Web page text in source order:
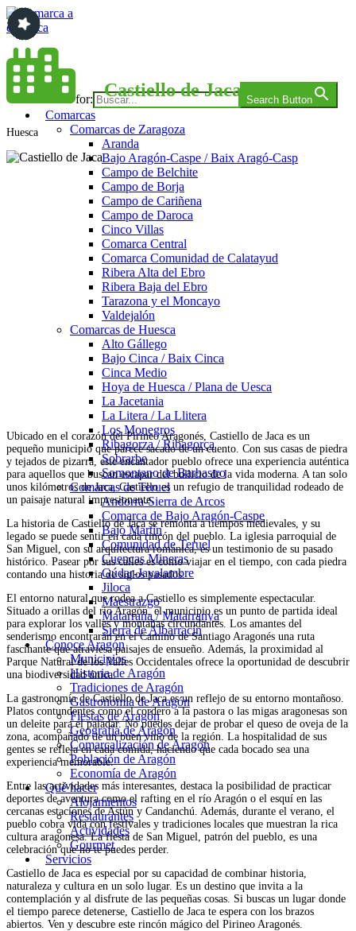
Saltar
al
contenido
Comarca a comarca
Search for: Search Button
Comarcas
Comarcas de Zaragoza
Aranda
Bajo Aragón-Caspe / Baix Aragó-Casp
Campo de Belchite
Campo de Borja
Campo de Cariñena
Campo de Daroca
Cinco Villas
Comarca Central
Comarca Comunidad de Calatayud
Ribera Alta del Ebro
Ribera Baja del Ebro
Tarazona y el Moncayo
Valdejalón
Comarcas de Huesca
Alto Gállego
Bajo Cinca / Baix Cinca
Cinca Medio
Hoya de Huesca / Plana de Uesca
La Jacetania
La Litera / La Llitera
Los Monegros
Ribagorza / Ribagorça
Sobrarbe
Somontano de Barbastro
Comarcas de Teruel
Andorra-Sierra de Arcos
Comarca de Bajo Aragón-Caspe
Bajo Martín
Comunidad de Teruel
Cuencas Mineras
Gúdar-Javalambre
Jiloca
Maestrazgo
Matarraña / Matarranya
Sierra de Albarracín
Conoce Aragón
Municipios
Historia de Aragón
Tradiciones de Aragón
Gastronomía de Aragón
Fiestas de Aragón
Geografía de Aragón
Comarcalización de Aragón
Población de Aragón
Economía de Aragón
Qué hacer
Alojamientos
Restaurantes
Actividades
Gourmet
Servicios
Castiello de Jaca
Huesca
Ubicado en el corazón del Pirineo Aragonés, Castiello de Jaca es un
pequeño municipio que parece sacado de un cuento. Con sus casas de piedra
y tejados de pizarra, este encantador pueblo ofrece una experiencia auténtica
para aquellos que buscan escapar del bullicio de la vida moderna. A tan solo
unos kilómetros de Jaca, Castiello es un refugio de tranquilidad rodeado de
un paisaje natural impresionante.
La historia de Castiello de Jaca se remonta a tiempos medievales, y su
legado se puede sentir en cada rincón del pueblo. La iglesia parroquial de
San Miguel, con su arquitectura románica, es un testimonio de su pasado
histórico. Pasear por sus calles es como viajar en el tiempo, con cada piedra
contando una historia de siglos pasados.
El entorno natural que rodea a Castiello es simplemente espectacular.
Situado a orillas del río Aragón, el municipio es un punto de partida ideal
para explorar los valles y montañas circundantes. Los amantes del
senderismo encontrarán en el Camino de Santiago Aragonés una ruta
fascinante que atraviesa paisajes de ensueño. Además, la proximidad al
Parque Natural de los Valles Occidentales ofrece la oportunidad de descubrir
una biodiversidad única.
La gastronomía de Castiello de Jaca es un reflejo de su entorno montañoso.
Platos contundentes como el cordero a la pastora o las migas aragonesas son
un deleite para el paladar. No puedes dejar de probar el queso de oveja de la
zona, acompañado de un buen vino de la región. La hospitalidad de sus
gentes se refleja en cada comida, haciendo que cada bocado sea una
experiencia memorable.
Entre las actividades más interesantes, destaca la posibilidad de practicar
deportes de aventura como el rafting en el río Aragón o el esquí en las
cercanas estaciones de Astún y Candanchú. Además, durante el verano, el
pueblo cobra vida con festivales y tradiciones locales que muestran la rica
cultura aragonesa. La fiesta de San Miguel, patrón del pueblo, es una
celebración que no te puedes perder.
Castiello de Jaca es especial por su capacidad de combinar historia,
naturaleza y cultura en un solo lugar. Es un destino que invita a la
contemplación y al disfrute de las pequeñas cosas. Si buscas un lugar donde
el tiempo parece detenerse, Castiello de Jaca te espera con los brazos
abiertos. Ven y descubre este rincón mágico del Pirineo Aragonés.